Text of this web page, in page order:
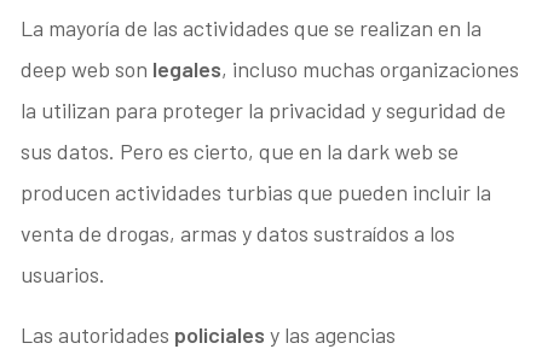
La mayoría de las actividades que se realizan en la
deep web son legales, incluso muchas organizaciones
la utilizan para proteger la privacidad y seguridad de
sus datos. Pero es cierto, que en la dark web se
producen actividades turbias que pueden incluir la
venta de drogas, armas y datos sustraídos a los
usuarios.
Las autoridades policiales y las agencias